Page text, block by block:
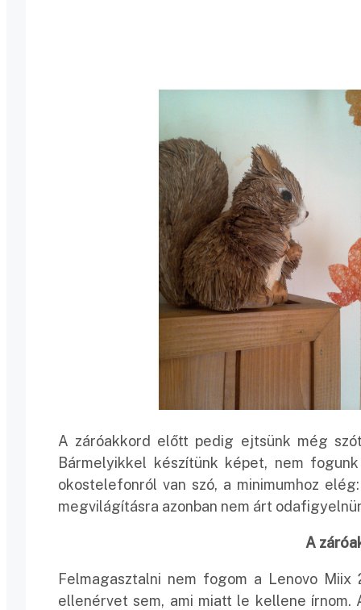
A záróakkord előtt pedig ejtsünk még
Bármelyikkel készítünk képet, nem
okostelefonról van szó, a minimumhoz
megvilágításra azonban nem árt
A
Felmagasztalni nem fogom a Lenovo
ellenérvet sem, ami miatt le kellene írnom.